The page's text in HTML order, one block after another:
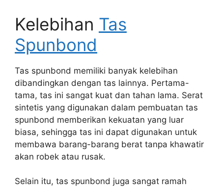
Kelebihan Tas
Spunbond
Tas spunbond memiliki banyak kelebihan
dibandingkan dengan tas lainnya. Pertama-
tama, tas ini sangat kuat dan tahan lama. Serat
sintetis yang digunakan dalam pembuatan tas
spunbond memberikan kekuatan yang luar
biasa, sehingga tas ini dapat digunakan untuk
membawa barang-barang berat tanpa khawatir
akan robek atau rusak.
Selain itu, tas spunbond juga sangat ramah